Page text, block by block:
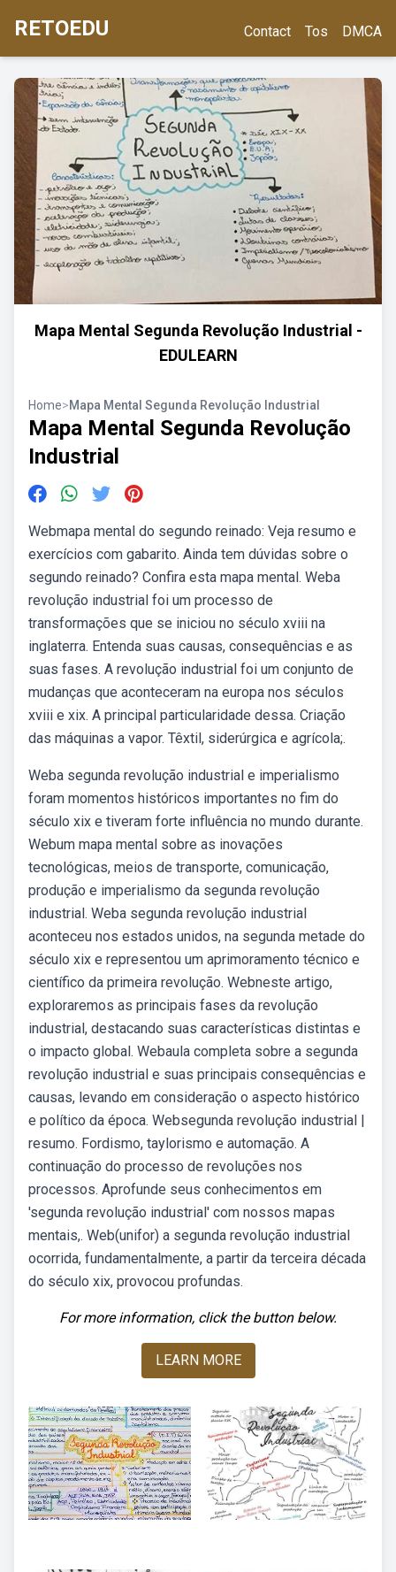
RETOEDU Contact Tos DMCA
Mapa Mental Segunda Revolução Industrial -
EDULEARN
Home>Mapa Mental Segunda Revolução Industrial
Mapa Mental Segunda Revolução
Industrial
Webmapa mental do segundo reinado: Veja resumo e
exercícios com gabarito. Ainda tem dúvidas sobre o
segundo reinado? Confira esta mapa mental. Weba
revolução industrial foi um processo de
transformações que se iniciou no século xviii na
inglaterra. Entenda suas causas, consequências e as
suas fases. A revolução industrial foi um conjunto de
mudanças que aconteceram na europa nos séculos
xviii e xix. A principal particularidade dessa. Criação
das máquinas a vapor. Têxtil, siderúrgica e agrícola;.
Weba segunda revolução industrial e imperialismo
foram momentos históricos importantes no fim do
século xix e tiveram forte influência no mundo durante.
Webum mapa mental sobre as inovações
tecnológicas, meios de transporte, comunicação,
produção e imperialismo da segunda revolução
industrial. Weba segunda revolução industrial
aconteceu nos estados unidos, na segunda metade do
século xix e representou um aprimoramento técnico e
científico da primeira revolução. Webneste artigo,
exploraremos as principais fases da revolução
industrial, destacando suas características distintas e
o impacto global. Webaula completa sobre a segunda
revolução industrial e suas principais consequências e
causas, levando em consideração o aspecto histórico
e político da época. Websegunda revolução industrial |
resumo. Fordismo, taylorismo e automação. A
continuação do processo de revoluções nos
processos. Aprofunde seus conhecimentos em
'segunda revolução industrial' com nossos mapas
mentais,. Web(unifor) a segunda revolução industrial
ocorrida, fundamentalmente, a partir da terceira década
do século xix, provocou profundas.
For more information, click the button below.
LEARN MORE